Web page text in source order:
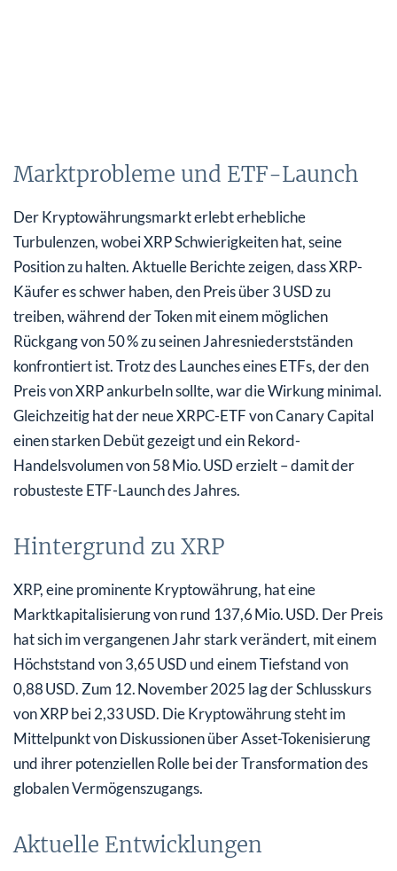
Marktprobleme und ETF-Launch
Der Kryptowährungsmarkt erlebt erhebliche
Turbulenzen, wobei XRP Schwierigkeiten hat, seine
Position zu halten. Aktuelle Berichte zeigen, dass XRP-
Käufer es schwer haben, den Preis über 3 USD zu
treiben, während der Token mit einem möglichen
Rückgang von 50 % zu seinen Jahresniederstständen
konfrontiert ist. Trotz des Launches eines ETFs, der den
Preis von XRP ankurbeln sollte, war die Wirkung minimal.
Gleichzeitig hat der neue XRPC-ETF von Canary Capital
einen starken Debüt gezeigt und ein Rekord-
Handelsvolumen von 58 Mio. USD erzielt – damit der
robusteste ETF-Launch des Jahres.
Hintergrund zu XRP
XRP, eine prominente Kryptowährung, hat eine
Marktkapitalisierung von rund 137,6 Mio. USD. Der Preis
hat sich im vergangenen Jahr stark verändert, mit einem
Höchststand von 3,65 USD und einem Tiefstand von
0,88 USD. Zum 12. November 2025 lag der Schlusskurs
von XRP bei 2,33 USD. Die Kryptowährung steht im
Mittelpunkt von Diskussionen über Asset-Tokenisierung
und ihrer potenziellen Rolle bei der Transformation des
globalen Vermögenszugangs.
Aktuelle Entwicklungen